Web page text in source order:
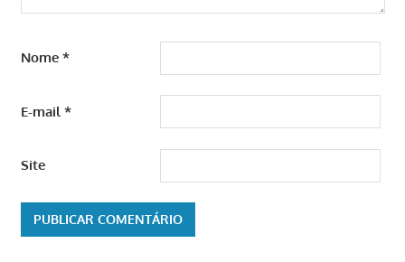
Nome *
E-mail *
Site